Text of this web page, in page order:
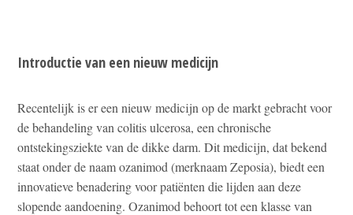
Introductie van een nieuw medicijn
Recentelijk is er een nieuw medicijn op de markt gebracht voor
de behandeling van colitis ulcerosa, een chronische
ontstekingsziekte van de dikke darm. Dit medicijn, dat bekend
staat onder de naam ozanimod (merknaam Zeposia), biedt een
innovatieve benadering voor patiënten die lijden aan deze
slopende aandoening. Ozanimod behoort tot een klasse van